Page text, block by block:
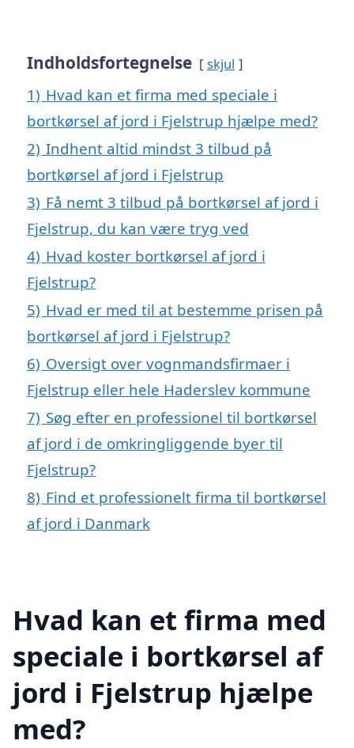
Indholdsfortegnelse skjul
1) Hvad kan et firma med speciale i
bortkørsel af jord i Fjelstrup hjælpe med?
2) Indhent altid mindst 3 tilbud på
bortkørsel af jord i Fjelstrup
3) Få nemt 3 tilbud på bortkørsel af jord i
Fjelstrup, du kan være tryg ved
4) Hvad koster bortkørsel af jord i
Fjelstrup?
5) Hvad er med til at bestemme prisen på
bortkørsel af jord i Fjelstrup?
6) Oversigt over vognmandsfirmaer i
Fjelstrup eller hele Haderslev kommune
7) Søg efter en professionel til bortkørsel
af jord i de omkringliggende byer til
Fjelstrup?
8) Find et professionelt firma til bortkørsel
af jord i Danmark
Hvad kan et firma med
speciale i bortkørsel af
jord i Fjelstrup hjælpe
med?